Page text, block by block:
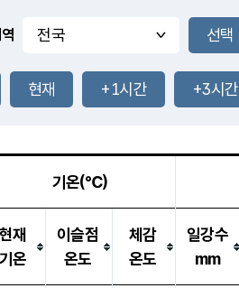
-mm
24.8
℃
27.4℃
0.0m/s
-mm
-mm
현재 +1시간 +3시간
기온(℃)
현재
기온
이슬점
온도
체감
온도
일강수
mm